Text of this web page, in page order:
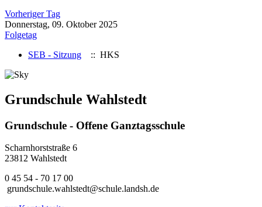
Vorheriger Tag
Donnerstag, 09. Oktober 2025
Folgetag
SEB - Sitzung
:: HKS
Grundschule Wahlstedt
Grundschule - Offene Ganztagsschule
Scharnhorststraße 6
23812 Wahlstedt
0 45 54 - 70 17 00
grundschule.wahlstedt@schule.landsh.de